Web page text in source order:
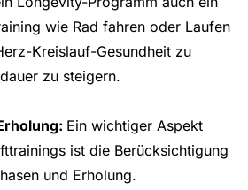
wie Rad fahren oder Laufen
Kreislauf-Gesundheit zu
zu steigern.
Ein wichtiger Aspekt
ist die Berücksichtigung
und Erholung.